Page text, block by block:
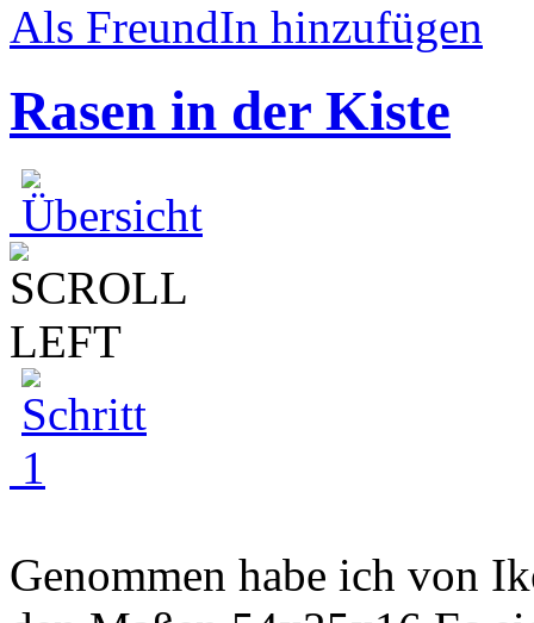
Als FreundIn hinzufügen
Rasen in der Kiste
Genommen habe ich von